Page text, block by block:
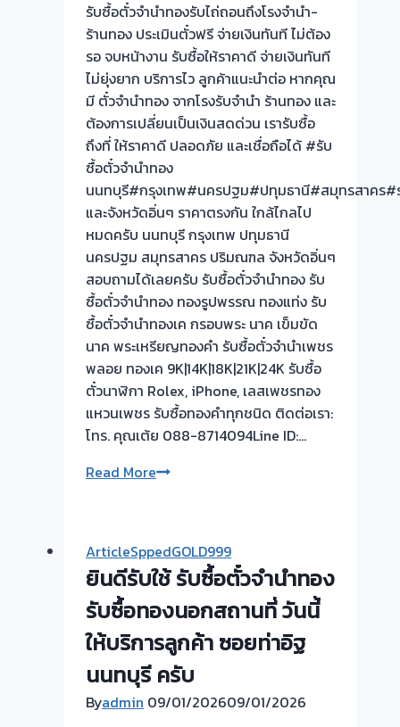
รับซื้อตั๋วจำนำทองรับไถ่ถอนถึงโรงจำนำ-
ร้านทอง ประเมินตั๋วฟรี จ่ายเงินทันที ไม่ต้อง
รอ จบหน้างาน รับซื้อให้ราคาดี จ่ายเงินทันที
ไม่ยุ่งยาก บริการไว ลูกค้าแนะนำต่อ หากคุณ
มี ตั๋วจำนำทอง จากโรงรับจำนำ ร้านทอง และ
ต้องการเปลี่ยนเป็นเงินสดด่วน เรารับซื้อ
ถึงที่ ให้ราคาดี ปลอดภัย และเชื่อถือได้ #รับ
ซื้อตั๋วจำนำทอง
นนทบุรี#กรุงเทพ#นครปฐม#ปทุมธานี#สมุทรสาคร#
และจังหวัดอิ่นๆ ราคาตรงกัน ใกล้ไกลไป
หมดครับ นนทบุรี กรุงเทพ ปทุมธานี
นครปฐม สมุทรสาคร ปริมณฑล จังหวัดอิ่นๆ
สอบถามได้เลยครับ รับซื้อตั๋วจำนำทอง รับ
ซื้อตั๋วจำนำทอง ทองรูปพรรณ ทองแท่ง รับ
ซื้อตั๋วจำนำทองเค กรอบพระ นาค เข็มขัด
นาค พระเหรียญทองคำ รับซื้อตั๋วจำนำเพชร
พลอย ทองเค 9K|14K|18K|21K|24K รับซื้อ
ตั๋วนาฬิกา Rolex, iPhone, เลสเพชรทอง
แหวนเพชร รับซื้อทองคำทุกชนิด ติดต่อเรา:
โทร. คุณเต้ย 088-8714094Line ID:…
Read Moreยินดี
ซื้อ
ตั๋ว
จำนำ
รับ
ซื้อ
ทอง
ArticleSppedGOLD999
ยินดีรับใช้ รับซื้อตั๋วจำนำทอง
รับซื้อทองนอกสถานที่ วันนี้
ให้บริการลูกค้า ซอยท่าอิฐ
นนทบุรี ครับ
Byadmin 09/01/202609/01/2026